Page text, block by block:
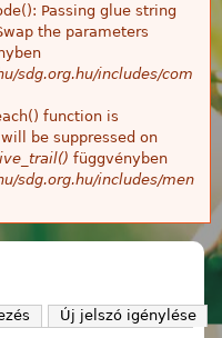
Passing glue string
the parameters
sdg.org.hu/includes/com
function is
be suppressed on
függvényben
sdg.org.hu/includes/men
Új jelszó igénylése